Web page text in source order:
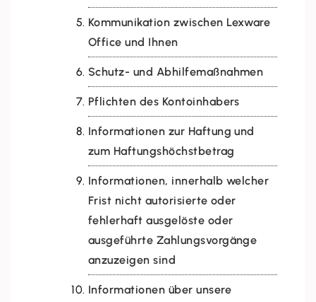
Kommunikation zwischen Lexware
Office und Ihnen
Schutz- und Abhilfemaßnahmen
Pflichten des Kontoinhabers
Informationen zur Haftung und
zum Haftungshöchstbetrag
Informationen, innerhalb welcher
Frist nicht autorisierte oder
fehlerhaft ausgelöste oder
ausgeführte Zahlungsvorgänge
anzuzeigen sind
Informationen über unsere